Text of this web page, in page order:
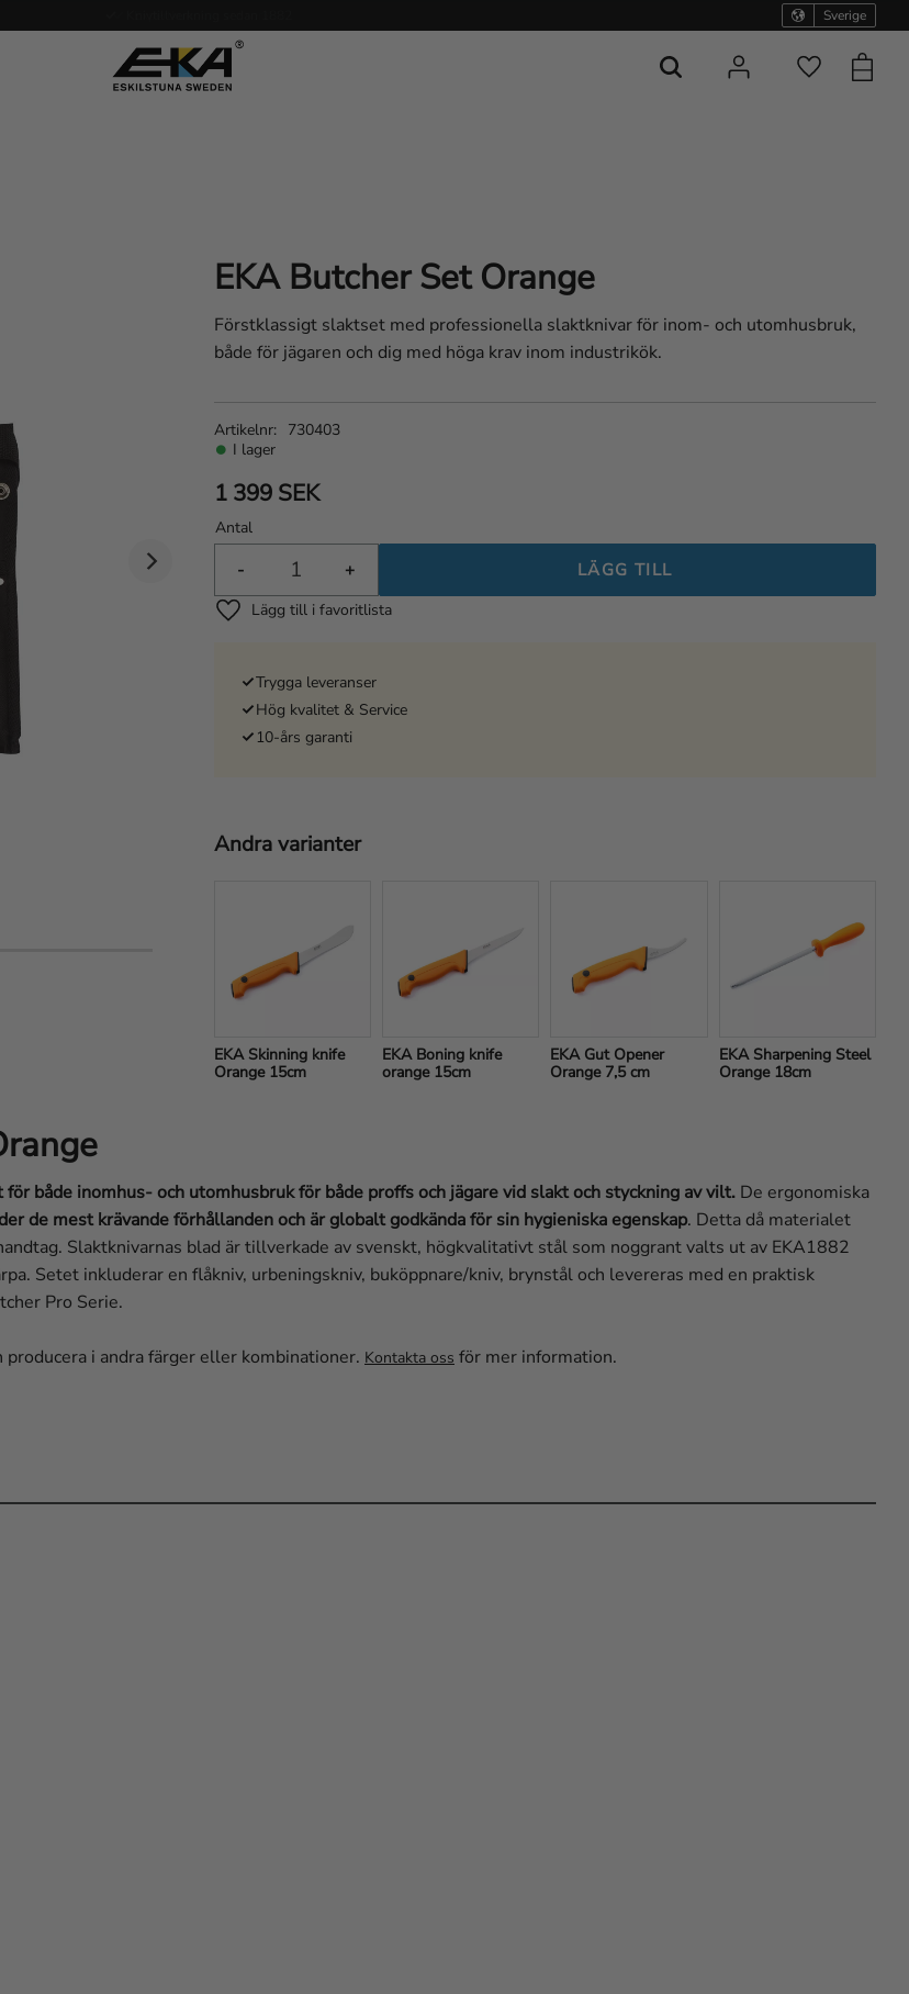
Sverige
Favoriter
EKA Butcher Set Orange
Förstklassigt slaktset med professionella slaktknivar för inom- och utomhusbruk,
både för jägaren och dig med höga krav inom industrikök.
1 399SEK
Antal
+
-
Lägg till i favoriter
I lager
Artikelnr 730403
Trygga leveranser
Hög kvalitet & Service
10-års garanti
Andra varianter
EKA Skinning knife
Orange 15cm
EKA Boning knife
orange 15cm
EKA Gut Opener
Orange 7,5 cm
EKA Sharpening Steel
Orange 18cm
både inomhus- och utomhusbruk för både proffs och jägare vid slakt och styckning av vilt. De ergonomiska
de mest krävande förhållanden och är globalt godkända för sin hygieniska egenskap. Detta då materialet
Slaktknivarnas blad är tillverkade av svenskt, högkvalitativt stål som noggrant valts ut av EKA1882
Setet inkluderar en flåkniv, urbeningskniv, buköppnare/kniv, brynstål och levereras med en praktisk
Pro Serie.
i andra färger eller kombinationer. Kontakta oss för mer information.